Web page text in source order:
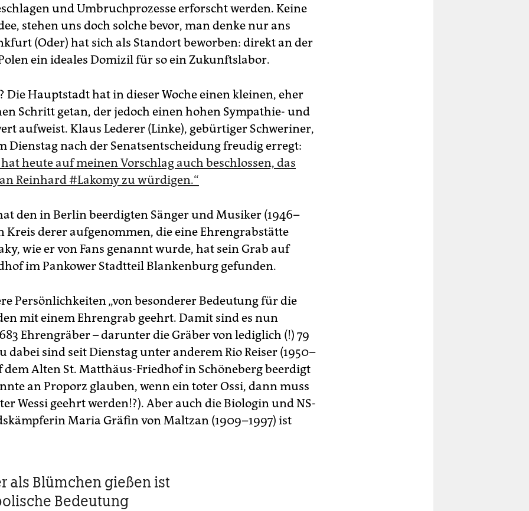
und Umbruchprozesse erforscht werden. Keine
stehen uns doch solche bevor, man denke nur ans
(Oder) hat sich als Standort beworben: direkt an der
ein ideales Domizil für so ein Zukunftslabor.
Die Hauptstadt hat in dieser Woche einen kleinen, eher
Schritt getan, der jedoch einen hohen Sympathie- und
aufweist. Klaus Lederer (Linke), gebürtiger Schweriner,
Dienstag nach der Senatsentscheidung freudig erregt:
hat heute auf meinen Vorschlag auch beschlossen, das
Reinhard #Lakomy zu würdigen.“
den in Berlin beerdigten Sänger und Musiker (1946–
Kreis derer aufgenommen, die eine Ehrengrabstätte
wie er von Fans genannt wurde, hat sein Grab auf
im Pankower Stadtteil Blankenburg gefunden.
Persönlichkeiten „von besonderer Bedeutung für die
mit einem Ehrengrab geehrt. Damit sind es nun
Ehrengräber – darunter die Gräber von lediglich (!) 79
dabei sind seit Dienstag unter anderem Rio Reiser (1950–
dem Alten St. Matthäus-Friedhof in Schöneberg beerdigt
an Proporz glauben, wenn ein toter Ossi, dann muss
Wessi geehrt werden!?). Aber auch die Biologin und NS-
Maria Gräfin von Maltzan (1909–1997) ist
als Blümchen gießen ist
Bedeutung